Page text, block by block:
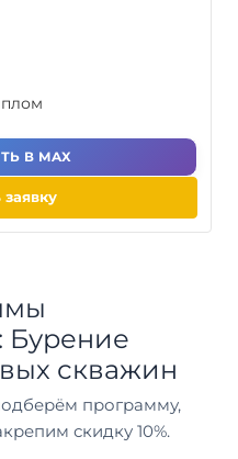
В MAX
Бурение
скважин
программу,
скидку 10%.